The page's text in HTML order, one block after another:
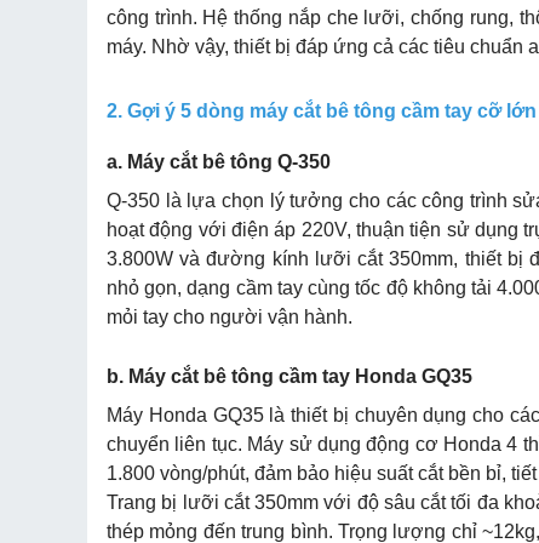
công trình. Hệ thống nắp che lưỡi, chống rung,
máy. Nhờ vậy, thiết bị đáp ứng cả các tiêu chuẩn
2. Gợi ý 5 dòng máy cắt bê tông cầm tay cỡ lớn
a. Máy cắt bê tông Q-350
Q-350 là lựa chọn lý tưởng cho các công trình
hoạt động với điện áp 220V, thuận tiện sử dụng
3.800W và đường kính lưỡi cắt 350mm, thiết bị
nhỏ gọn, dạng cầm tay cùng tốc độ không tải
mỏi tay cho người vận hành.
b. Máy cắt bê tông cầm tay Honda GQ35
Máy Honda GQ35 là thiết bị chuyên dụng cho
chuyển liên tục. Máy sử dụng động cơ Honda 4
1.800 vòng/phút, đảm bảo hiệu suất cắt bền bỉ,
Trang bị lưỡi cắt 350mm với độ sâu cắt tối đa
thép mỏng đến trung bình. Trọng lượng chỉ